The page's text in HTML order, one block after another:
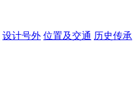
设计号外 位置及交通 历史传承